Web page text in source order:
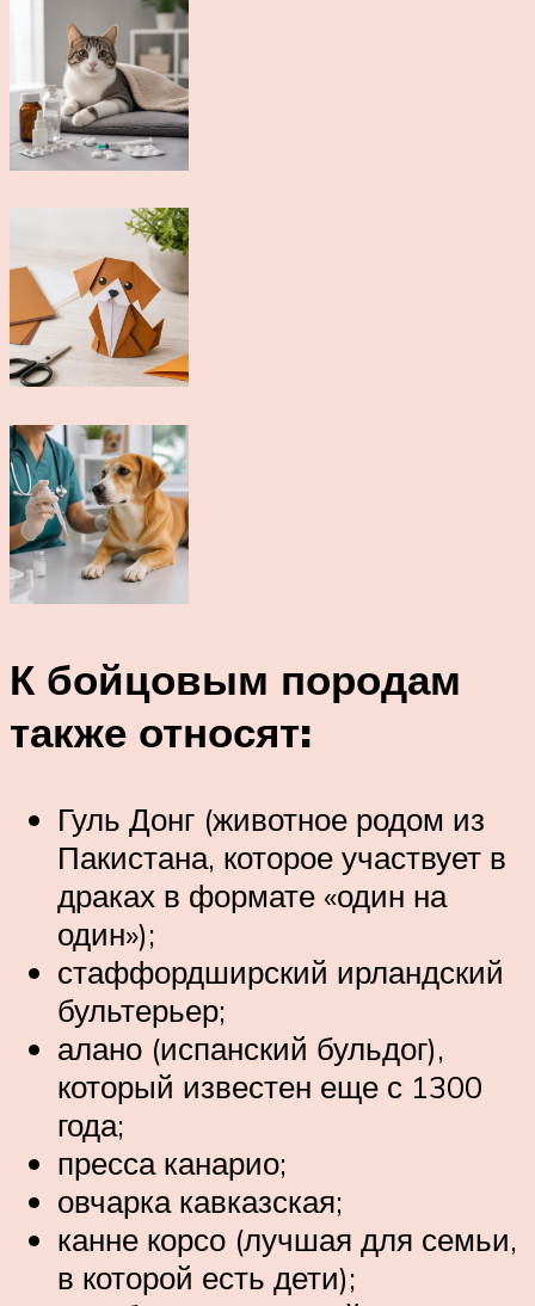
К бойцовым породам
также относят:
Гуль Донг (животное родом из
Пакистана, которое участвует в
драках в формате «один на
один»);
стаффордширский ирландский
бультерьер;
алано (испанский бульдог),
который известен еще с 1300
года;
пресса канарио;
овчарка кавказская;
канне корсо (лучшая для семьи,
в которой есть дети);